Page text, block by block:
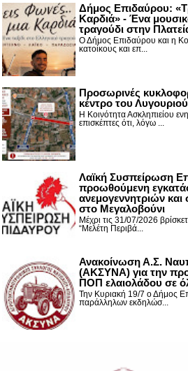
Δήμος Επιδαύρου:
Καρδιά» - Ένα
τραγούδι στην
Ο Δήμος Επιδαύρου και η
κατοίκους και επ...
Προσωρινές
κέντρο του Λυγουριού
Η Κοινότητα Ασκληπιείου
επισκέπτες ότι, λόγω ...
Λαϊκή Συσπείρωση
προωθούμενη
ανεμογεννητριών
στο Μεγαλοβούνι
Μέχρι τις 31/07/2026
“Μελέτη Περιβά...
Ανακοίνωση Α.Σ.
(ΑΚΣΥΝΑ) για την
ΠΟΠ ελαιολάδου σε
Την Κυριακή 19/7 ο Δήμος
παράλληλων εκδηλώσ...